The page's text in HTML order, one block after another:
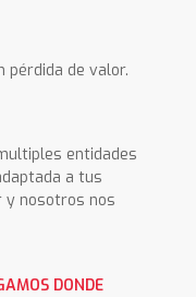
pérdida de valor.
entidades
a tus
y nosotros nos
DONDE